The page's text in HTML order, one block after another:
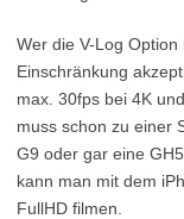
Wer die V-Log
Einschränkung
max. 30fps bei 4K
muss schon zu einer
G9 oder gar eine
kann man mit dem
FullHD filmen.